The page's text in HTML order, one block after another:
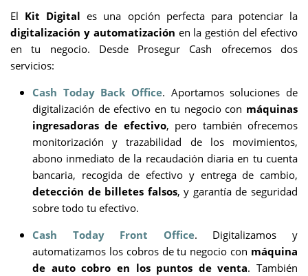
El Kit Digitales una opción perfecta para potenciar la
digitalización y automatización en la gestión del efectivo
en tu negocio. Desde Prosegur Cash ofrecemos dos
servicios:
Cash Today Back Office. Aportamos soluciones de
digitalización de efectivo en tu negocio con máquinas
ingresadoras de efectivo, pero también ofrecemos
monitorización y trazabilidad de los movimientos,
abono inmediato de la recaudación diaria en tu cuenta
bancaria, recogida de efectivo y entrega de cambio,
detección de billetes falsos, y garantía de seguridad
sobre todo tu efectivo.
Cash Today Front Office. Digitalizamos y
automatizamos los cobros de tu negocio con máquina
de auto cobro en los puntos de venta. También